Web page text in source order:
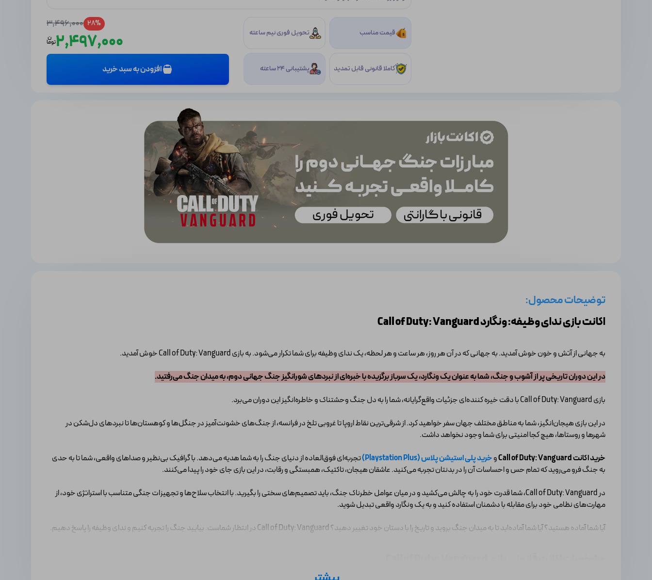
قیمت مناسب تحویل فوری نیم ساعته
کاملا قانونی قابل تمدید پشتیبانی 24 ساعته
28%
3,496,000
2,497,000توما
ن
افزودن به سبد خرید
توضیحات محصول:
اکانت بازی ندای وظیفه: ونگارد Call of Duty: Vanguard
به جهانی از آتش و خون خوش آمدید. به جهانی که در آن هر روز، هر ساعت و هر لحظه، یک ندای وظیفه برای شما تکرار می‌شود. به بازی Call of Duty: Vanguard خوش آمدید.
در این دوران تاریخی پر از آشوب و جنگ، شما به عنوان یک ونگارد، یک سرباز برگزیده با خبره‌ای از نبردهای شورانگیز جنگ جهانی دوم، به میدان جنگ می‌رفتید.
بازی Call of Duty: Vanguard با دقت خیره کننده‌ای جزئیات واقع‌گرایانه، شما را به دل جنگ وحشتناک و خاطره‌انگیز این دوران می‌برد.
در این بازی هیجان‌انگیز، شما به مناطق مختلف جهان سفر خواهید کرد. از شرقی‌ترین نقاط اروپا تا غروبی تلخ در فرانسه، از جنگ‌های خشونت‌آمیز در جنگل‌ها و کوهستان‌ها تا نبردهای دل‌شکن در
شهرها و روستاها، هیچ کجا امنیتی برای شما وجود نخواهد داشت.
خرید اکانت Call of Duty: Vanguard
وخرید پلی استیشن پلاس (Playstation Plus)
تجربه‌ای فوق‌العاده از دنیای جنگ را به شما هدیه می‌دهد. با گرافیک بی‌نظیر و صداهای واقعی، شما تا به حدی
به جنگ فرو می‌روید که تمام حس و احساسات آن را در بدنتان تجربه می‌کنید. عاشقان هیجان، تاکتیک، همبستگی و رقابت، در این بازی جای خود را پیدا می‌کنند.
در Call of Duty: Vanguard، شما قدرت خود را به چالش می‌کشید و در میان عوامل خطرناک جنگ، باید تصمیم‌های سختی را بگیرید. با انتخاب سلاح‌ها و تجهیزات جنگی متناسب با استراتژی خود، از
مهارت‌های نظامی خود برای مقابله با دشمنان استفاده کنید و به یک ونگارد واقعی تبدیل شوید.
آیا شما آماده هستید؟ آیا شما آماده‌اید تا به میدان جنگ بروید و تاریخ را با دستان خود تغییر دهید؟ Call of Duty: Vanguard در انتظار شماست. بیایید جنگ را تجربه کنیم و ندای وظیفه را پاسخ دهیم.